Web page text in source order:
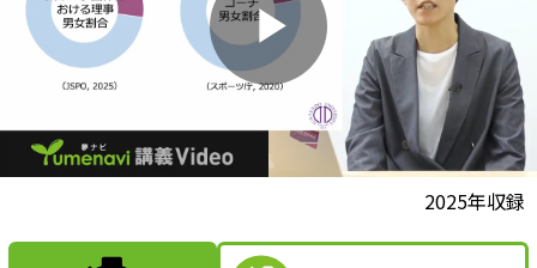
P
2025年収録